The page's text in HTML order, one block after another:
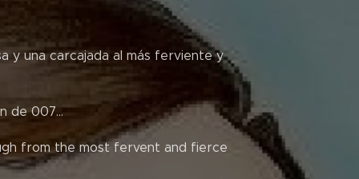
y una carcajada al más ferviente y
de 007...
from the most fervent and fierce